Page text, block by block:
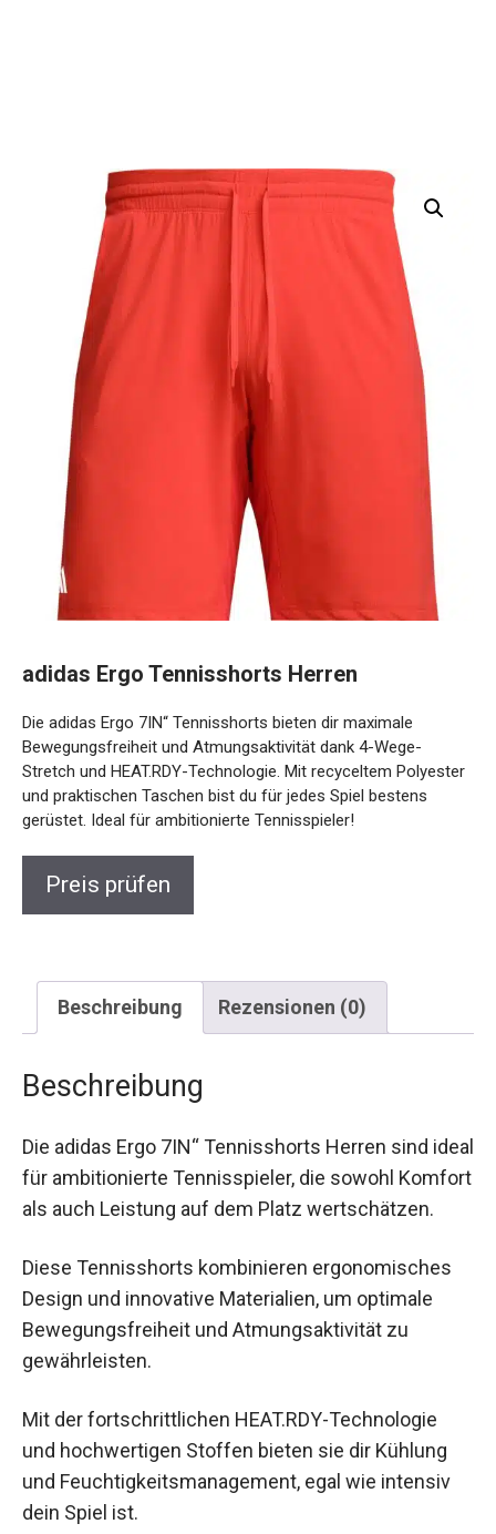
adidas Ergo Tennisshorts Herren
Die adidas Ergo 7IN“ Tennisshorts bieten dir maximale
Bewegungsfreiheit und Atmungsaktivität dank 4-Wege-
Stretch und HEAT.RDY-Technologie. Mit recyceltem
Polyester und praktischen Taschen bist du für jedes Spiel
bestens gerüstet. Ideal für ambitionierte Tennisspieler!
Preis prüfen
Beschreibung Rezensionen (0)
Beschreibung
Die adidas Ergo 7IN“ Tennisshorts Herren sind
ideal für ambitionierte Tennisspieler, die sowohl
Komfort als auch Leistung auf dem Platz
wertschätzen.
Diese Tennisshorts kombinieren ergonomisches
Design und innovative Materialien, um optimale
Bewegungsfreiheit und Atmungsaktivität zu
gewährleisten.
Mit der fortschrittlichen HEAT.RDY-Technologie
und hochwertigen Stoffen bieten sie dir Kühlung
und Feuchtigkeitsmanagement, egal wie intensiv